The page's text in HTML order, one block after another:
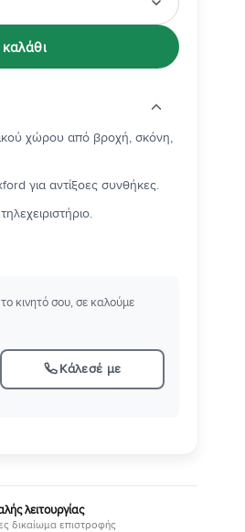
χώρου από βροχή, σκόνη,
για αντίξοες συνθήκες.
κινητό σου, σε καλούμε
Κάλεσέ με
λειτουργίας
δικαίωμα επιστροφής